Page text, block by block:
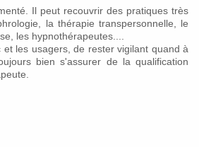
Il peut recouvrir des pratiques très
la thérapie transpersonnelle, le
les hypnothérapeutes....
les usagers, de rester vigilant quand à
bien s'assurer de la qualification